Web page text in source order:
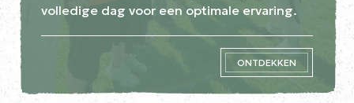
volledige dag voor een optimale ervaring.
ONTDEKKEN